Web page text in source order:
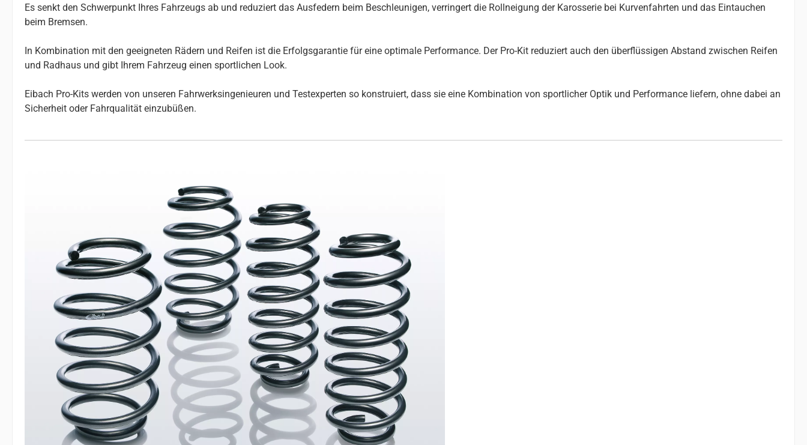
Es senkt den Schwerpunkt Ihres Fahrzeugs ab und reduziert das Ausfedern beim Beschleunigen, verringert die Rollneigung der Karosserie bei Kurvenfahrten und das Eintauchen
beim Bremsen.
In Kombination mit den geeigneten Rädern und Reifen ist die Erfolgsgarantie für eine optimale Performance. Der Pro-Kit reduziert auch den überflüssigen Abstand zwischen Reifen
und Radhaus und gibt Ihrem Fahrzeug einen sportlichen Look.
Eibach Pro-Kits werden von unseren Fahrwerksingenieuren und Testexperten so konstruiert, dass sie eine Kombination von sportlicher Optik und Performance liefern, ohne dabei an
Sicherheit oder Fahrqualität einzubüßen.